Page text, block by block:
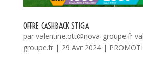
OFFRE CASHBACK STIGA
par valentine.ott@nova-groupe.fr
groupe.fr| 29 Avr 2024|